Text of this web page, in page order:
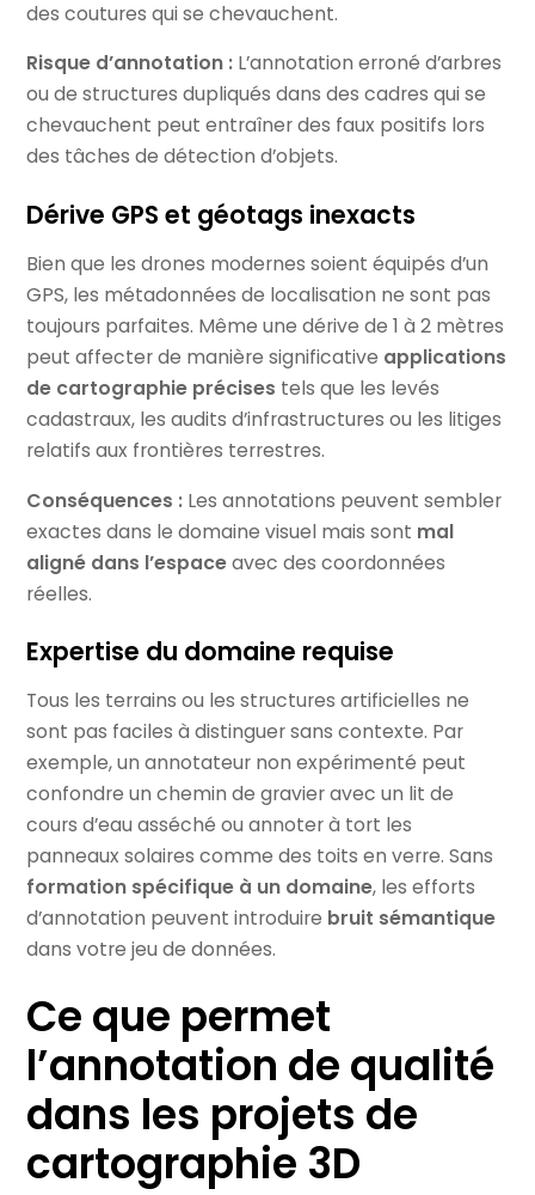
des coutures qui se chevauchent.
Risque d’annotation : L’annotation erroné d’arbres
ou de structures dupliqués dans des cadres qui se
chevauchent peut entraîner des faux positifs lors
des tâches de détection d’objets.
Dérive GPS et géotags inexacts
Bien que les drones modernes soient équipés d’un
GPS, les métadonnées de localisation ne sont pas
toujours parfaites. Même une dérive de 1 à 2 mètres
peut affecter de manière significative applications
de cartographie précises tels que les levés
cadastraux, les audits d’infrastructures ou les litiges
relatifs aux frontières terrestres.
Conséquences : Les annotations peuvent sembler
exactes dans le domaine visuel mais sont mal
aligné dans l’espaceavec des coordonnées
réelles.
Expertise du domaine requise
Tous les terrains ou les structures artificielles ne
sont pas faciles à distinguer sans contexte. Par
exemple, un annotateur non expérimenté peut
confondre un chemin de gravier avec un lit de
cours d’eau asséché ou annoter à tort les
panneaux solaires comme des toits en verre. Sans
formation spécifique à un domaine, les efforts
d’annotation peuvent introduire bruit sémantique
dans votre jeu de données.
Ce que permet
l’annotation de qualité
dans les projets de
cartographie 3D